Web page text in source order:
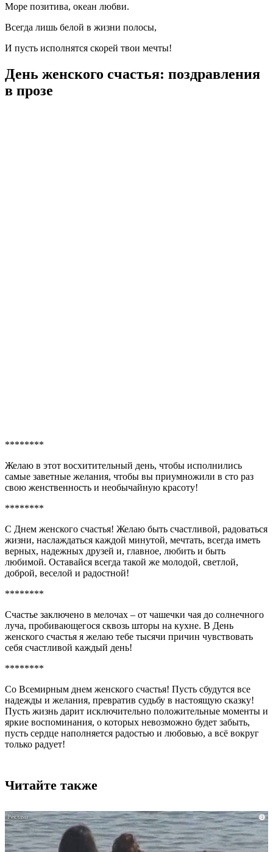
Море позитива, океан любви.
Всегда лишь белой в жизни полосы,
И пусть исполнятся скорей твои мечты!
День женского счастья: поздравления
в прозе
********
Желаю в этот восхитительный день, чтобы исполнились
самые заветные желания, чтобы вы приумножили в сто раз
свою женственность и необычайную красоту!
********
С Днем женского счастья! Желаю быть счастливой, радоваться
жизни, наслаждаться каждой минутой, мечтать, всегда иметь
верных, надежных друзей и, главное, любить и быть
любимой. Оставайся всегда такой же молодой, светлой,
доброй, веселой и радостной!
********
Счастье заключено в мелочах – от чашечки чая до солнечного
луча, пробивающегося сквозь шторы на кухне. В День
женского счастья я желаю тебе тысячи причин чувствовать
себя счастливой каждый день!
********
Со Всемирным днем женского счастья! Пусть сбудутся все
надежды и желания, превратив судьбу в настоящую сказку!
Пусть жизнь дарит исключительно положительные моменты и
яркие воспоминания, о которых невозможно будет забыть,
пусть сердце наполняется радостью и любовью, а всё вокруг
только радует!
Читайте также
i